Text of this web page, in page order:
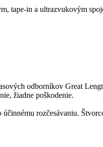
tape-in a ultrazvukovým
odborníkov Great
žiadne poškodenie.
rozčesávaniu.